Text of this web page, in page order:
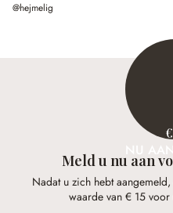
@hejmelig
NU
Meld u nu aan
Nadat u zich hebt
waarde van € 15